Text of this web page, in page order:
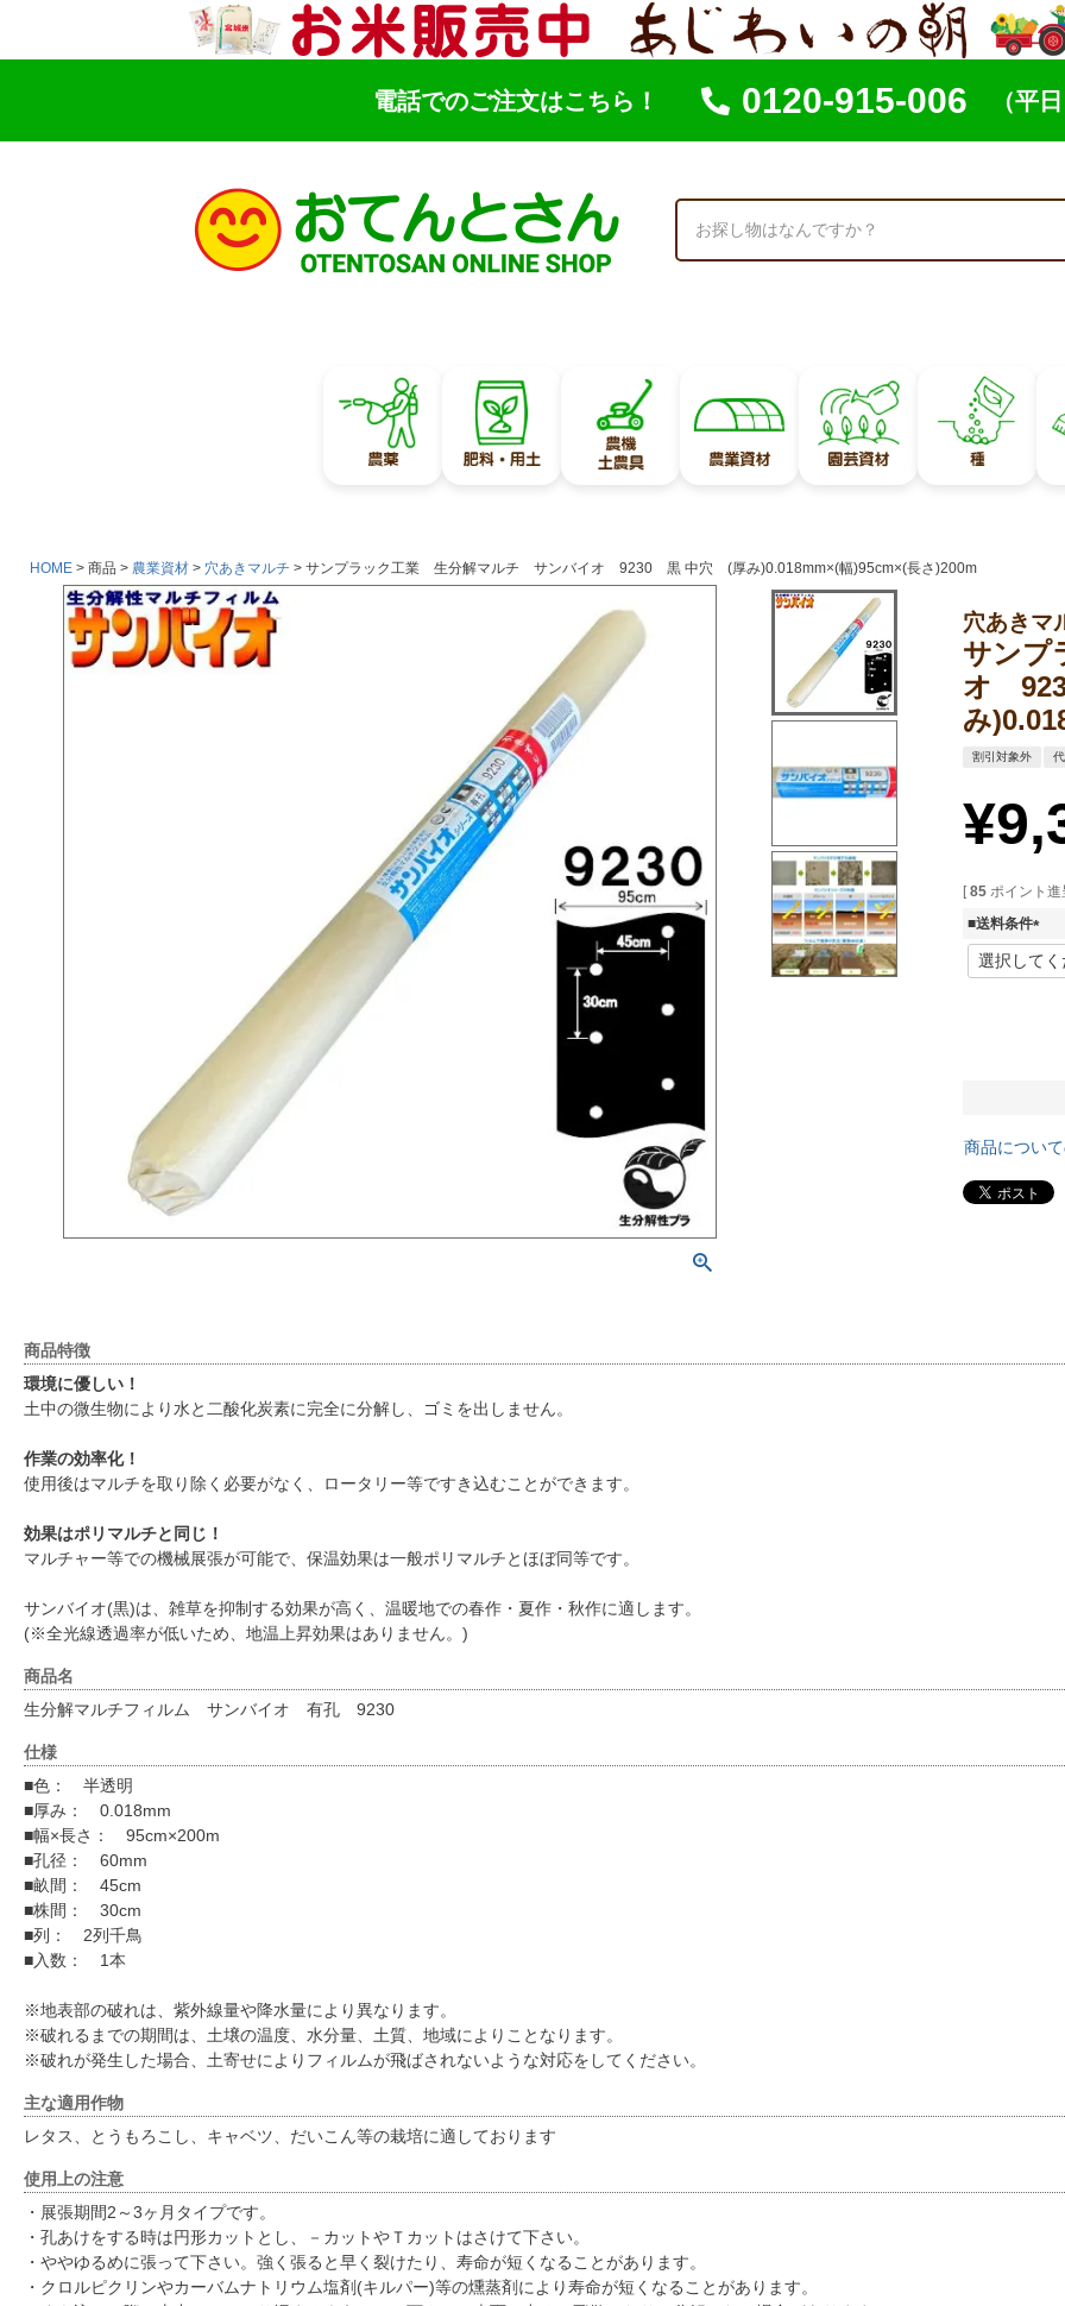
電話でのご注文はこちら！ 0120-915-006 （平
検索
HOME 商品 農業資材 穴あきマルチ サンプラック工業 生分解マルチ サンバイオ 9230 黒 中穴 (厚み)0.018mm×(幅)95cm×(長さ)200m
穴あきマ
サン
オ
み
割引対象外
¥
[ 85 ポイント進
■送料条件
(
必
商品につい
商品特徴
環境に優しい！
土中の微生物により水と二酸化炭素に完全に分解し、ゴミを出しません。
作業の効率化！
使用後はマルチを取り除く必要がなく、ロータリー等ですき込むことができます。
効果はポリマルチと同じ！
マルチャー等での機械展張が可能で、保温効果は一般ポリマルチとほぼ同等です。
サンバイオ(黒)は、雑草を抑制する効果が高く、温暖地での春作・夏作・秋作に適します。
(※全光線透過率が低いため、地温上昇効果はありません。)
商品名
生分解マルチフィルム サンバイオ 有孔 9230
仕様
■色： 半透明
■厚み： 0.018mm
■幅×長さ： 95cm×200m
■孔径： 60mm
■畝間： 45cm
■株間： 30cm
■列： 2列千鳥
■入数： 1本
※地表部の破れは、紫外線量や降水量により異なります。
※破れるまでの期間は、土壌の温度、水分量、土質、地域によりことなります。
※破れが発生した場合、土寄せによりフィルムが飛ばされないような対応をしてください。
主な適用作物
レタス、とうもろこし、キャベツ、だいこん等の栽培に適しております
使用上の注意
・展張期間2～3ヶ月タイプです。
・孔あけをする時は円形カットとし、－カットやＴカットはさけて下さい。
・ややゆるめに張って下さい。強く張ると早く裂けたり、寿命が短くなることがあります。
・クロルピクリンやカーバムナトリウム塩剤(キルパー)等の燻蒸剤により寿命が短くなることがあります。